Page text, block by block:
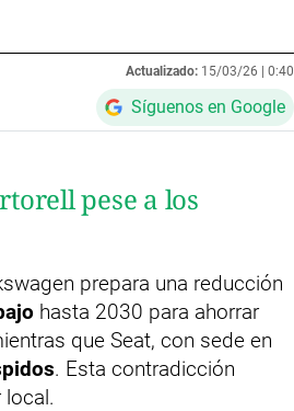
Actualizado: 15/03/26 | 0:40
Síguenos en Google
pese a los
prepara una reducción
hasta 2030 para ahorrar
que Seat, con sede en
. Esta contradicción